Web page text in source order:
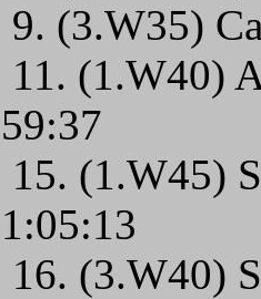
9. (3.W35)
11. (1.W40)
59:37
15. (1.W45)
1:05:13
16. (3.W40)